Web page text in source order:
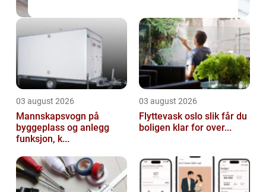
03 august 2026
Mannskapsvogn på
byggeplass og anlegg
funksjon, k...
03 august 2026
Flyttevask oslo slik får du
boligen klar for over...